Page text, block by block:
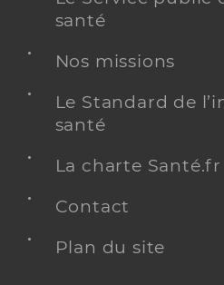
santé
Nos missions
Le Standard de
santé
La charte
Contact
Plan du site